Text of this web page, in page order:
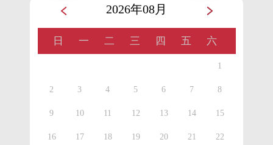
2026年08月
日 一 二 三 四 五 六
1
2 3 4 5 6 7 8
9 10 11 12 13 14 15
16 17 18 19 20 21 22